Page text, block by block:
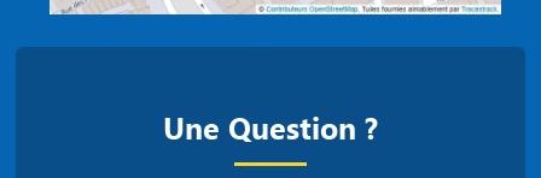
Une Question ?